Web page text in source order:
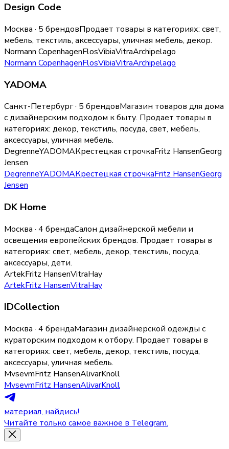
Design Code
Москва · 5 брендовПродает товары в категориях: свет,
мебель, текстиль, аксессуары, уличная мебель, декор.
Normann CopenhagenFlosVibiaVitraArchipelago
Normann CopenhagenFlosVibiaVitraArchipelago
YADOMA
Санкт-Петербург · 5 брендовМагазин товаров для дома
с дизайнерским подходом к быту. Продает товары в
категориях: декор, текстиль, посуда, свет, мебель,
аксессуары, уличная мебель.
DegrenneYADOMAКрестецкая строчкаFritz HansenGeorg
Jensen
DegrenneYADOMAКрестецкая строчкаFritz HansenGeorg
Jensen
DK Home
Москва · 4 брендаСалон дизайнерской мебели и
освещения европейских брендов. Продает товары в
категориях: свет, мебель, декор, текстиль, посуда,
аксессуары, дети.
ArtekFritz HansenVitraHay
ArtekFritz HansenVitraHay
IDCollection
Москва · 4 брендаМагазин дизайнерской одежды с
кураторским подходом к отбору. Продает товары в
категориях: свет, мебель, декор, текстиль, посуда,
аксессуары, уличная мебель.
MvsevmFritz HansenAlivarKnoll
MvsevmFritz HansenAlivarKnoll
материал, найдись!
Читайте только самое важное в Telegram.